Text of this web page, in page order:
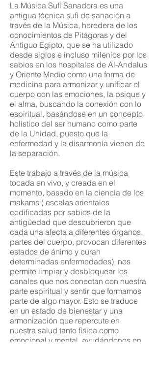
La Música Sufí Sanadora es una
antigua técnica sufí de sanación a
través de la Música, heredera de los
conocimientos de Pitágoras y del
Antiguo Egipto, que se ha utilizado
desde siglos e incluso milenios por los
sabios en los hospitales de Al-Andalus
y Oriente Medio como una forma de
medicina para armonizar y unificar el
cuerpo con las emociones, la psique y
el alma, buscando la conexión con lo
espiritual, basándose en un concepto
holístico del ser humano como parte
de la Unidad, puesto que la
enfermedad y la disarmonía vienen de
la separación.
Este trabajo a través de la música
tocada en vivo, y creada en el
momento, basado en la ciencia de los
makams ( escalas orientales
codificadas por sabios de la
antigüedad que descubrieron que
cada una afecta a diferentes órganos,
partes del cuerpo, provocan diferentes
estados de ánimo y curan
determinadas enfermedades), nos
permite limpiar y desbloquear los
canales que nos conectan con nuestra
parte espiritual y sentir que formamos
parte de algo mayor. Esto se traduce
en un estado de bienestar y una
armonización que repercute en
nuestra salud tanto física como
emocional y mental, ayudándonos en